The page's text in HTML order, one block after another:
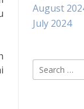
August
July 2024
Search
for: